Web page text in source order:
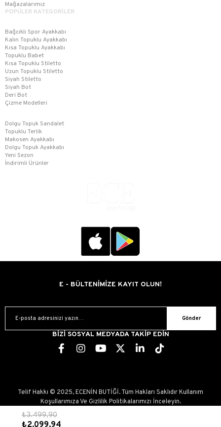
Mağazalarımız
POPÜLER KATEGORİLER
Bağcıklı Spor Ayakkabı
Kalın Topuklu Ayakkabı
Kısa Topuklu Ayakkabı
Topuklu Babet
Kısa Topuklu Stiletto
Uzun Topuklu Stiletto
Siyah Stiletto
Siyah Bot
Deri Bot
Çizme Modelleri
Dolgu Topuk Sandalet
Topuklu Terlik
Makosen Ayakkabı
Dolgu Topuk Ayakkabı
Yeni Sezon
İndirimli Ürünler
E - BÜLTENİMİZE KAYIT OLUN!
Gönder
BİZİ SOSYAL MEDYADA TAKİP EDİN
Telif Hakkı © 2025, ECENİN BUTİĞİ. Tüm Hakları Saklıdır Kullanım
Koşullarımıza Ve Gizlilik Politikalarımızı İnceleyin.
₺3.499,90
₺2.099,94